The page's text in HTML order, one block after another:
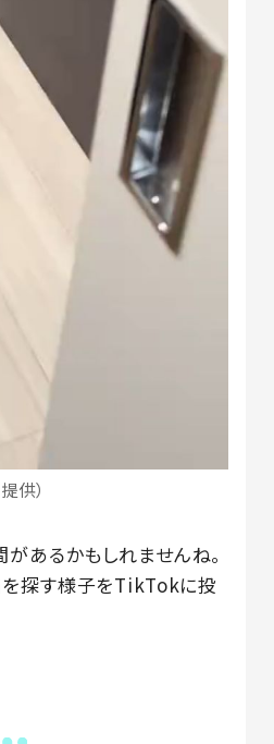
供）
があるかもしれませんね。
を探す様子をTikTokに投